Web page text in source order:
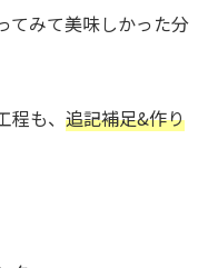
てみて美味しかった分
も、 追記補足&作り